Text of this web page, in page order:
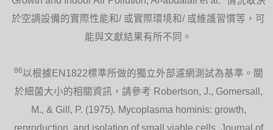
於空調設備的實際性能和/ 或實際環境和/ 或維護習慣等，可
能與文獻結果有所不同。
86以根據EN1822標準所做的獨立外部濾網測試為基準。關
於細菌大小的相關資訊，請參考 Robertson, J., Gomersall,
M., & Gill, P. (1975). Mycoplasma hominis: growth,
reproduction, and isolation of small viable cells. Journal of